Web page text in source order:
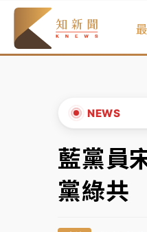
NEWS
中信慈善基金
故宮《龍藏經
台東農業處長
▲
▼
藍黨員
黨綠共